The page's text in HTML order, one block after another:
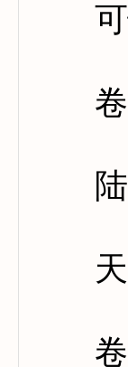
可怜
卷
陆公
天下
卷